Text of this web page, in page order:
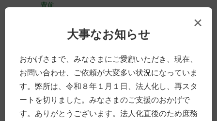
豊前
男女のこと
人の「死」に際して
企業・経営
交通事故
高齢の方について
お金のこと
働くこと、仕事
×
大事なお知らせ
おかげさまで、みなさまにご愛顧いただき、現在、
お問い合わせ、ご依頼が大変多い状況になっていま
す。弊所は、令和８年１月１日、法人化し、再スタ
ートを切りました。みなさまのご支援のおかげで
す。ありがとうございます。法人化直後のため庶務